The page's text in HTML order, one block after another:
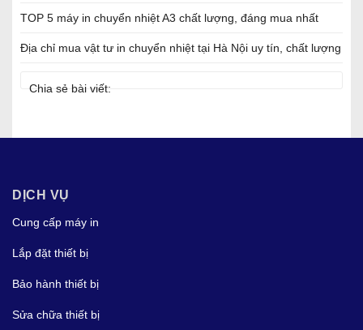
TOP 5 máy in chuyển nhiệt A3 chất lượng, đáng mua nhất
Địa chỉ mua vật tư in chuyển nhiệt tại Hà Nội uy tín, chất lượng
Chia sẻ bài viết:
DỊCH VỤ
Cung cấp máy in
Lắp đặt thiết bị
Bảo hành thiết bị
Sửa chữa thiết bị